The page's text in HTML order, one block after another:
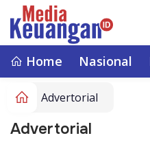
Home Nasional
Advertorial
Advertorial